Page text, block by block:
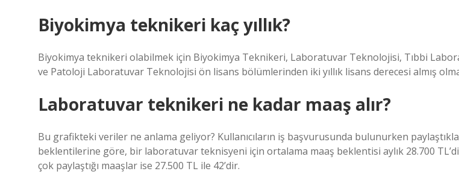
Biyokimya teknikeri kaç yıllık?
Biyokimya teknikeri olabilmek için Biyokimya Teknikeri, Laboratuvar Teknolojisi, Tıbbi
ve Patoloji Laboratuvar Teknolojisi ön lisans bölümlerinden iki yıllık lisans derecesi almış
Laboratuvar teknikeri ne kadar maaş alır?
Bu grafikteki veriler ne anlama geliyor? Kullanıcıların iş başvurusunda bulunurken
beklentilerine göre, bir laboratuvar teknisyeni için ortalama maaş beklentisi aylık 28.700
çok paylaştığı maaşlar ise 27.500 TL ile 42’dir.